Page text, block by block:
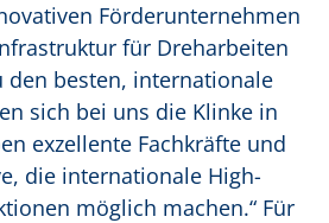
Förderunternehmen
für Dreharbeiten
den besten, internationale
sich bei uns die Klinke in
exzellente Fachkräfte und
die internationale High-
möglich machen.“ Für